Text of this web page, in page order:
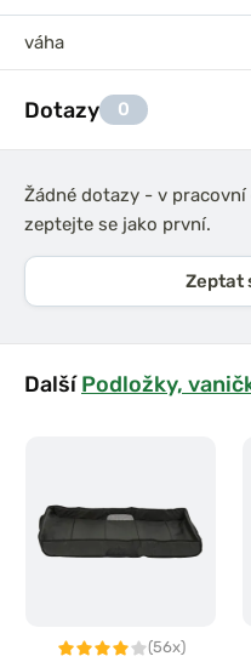
váha
Dotazy 0
Žádné dotazy - v
zeptejte se jako první.
Zeptat
DalšíPodložky,
(56x)